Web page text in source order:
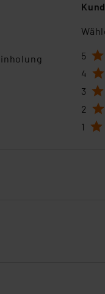
1 1
2 1
3 1
4 1
5 1